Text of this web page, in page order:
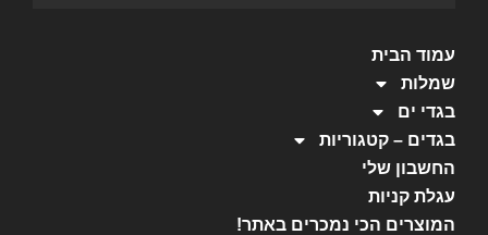
עמוד הבית
שמלות
בגדי ים
בגדים – קטגוריות
החשבון שלי
עגלת קניות
המוצרים הכי נמכרים באתר!